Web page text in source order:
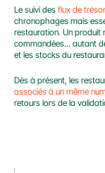
Le suivi des flux de
chronophages mais
restauration. Un produit
commandées... autant
et les stocks du
associés à un même
retours lors de la